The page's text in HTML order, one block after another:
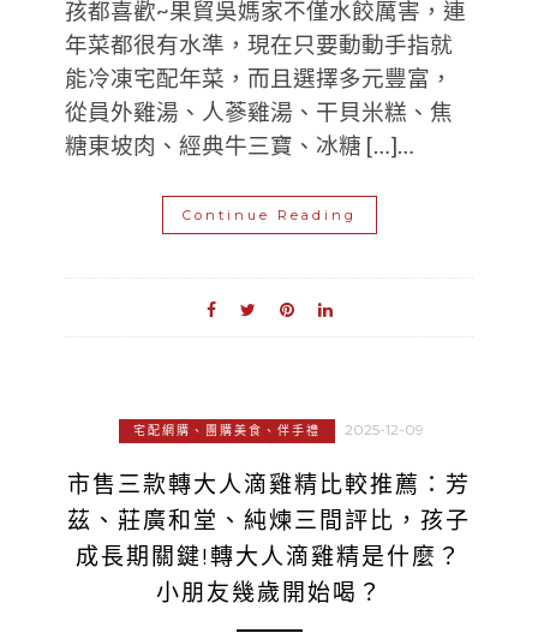
孩都喜歡~果貿吳媽家不僅水餃厲害，連
年菜都很有水準，現在只要動動手指就
能冷凍宅配年菜，而且選擇多元豐富，
從員外雞湯、人蔘雞湯、干貝米糕、焦
糖東坡肉、經典牛三寶、冰糖 […]…
Continue Reading
宅配網購、團購美食、伴手禮 2025-12-09
市售三款轉大人滴雞精比較推薦：芳
茲、莊廣和堂、純煉三間評比，孩子
成長期關鍵!轉大人滴雞精是什麼？
小朋友幾歲開始喝？